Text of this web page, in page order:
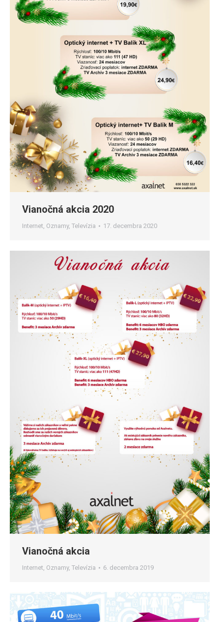
Vianočná akcia 2020
Internet, Oznamy, Televízia 17. decembra 2020
Vianočná akcia
Internet, Oznamy, Televízia 6. decembra 2019